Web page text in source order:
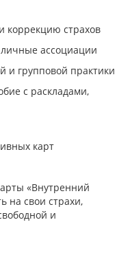
коррекцию страхов
ассоциации
и групповой практики
с раскладами,
карт
«Внутренний
на свои страхи,
и